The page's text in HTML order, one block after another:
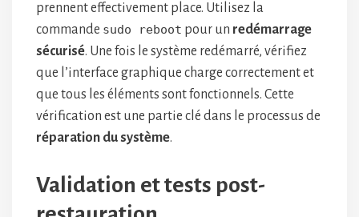
prennent effectivement place. Utilisez la
commande sudo reboot pour un redémarrage
sécurisé. Une fois le système redémarré, vérifiez
que l’interface graphique charge correctement et
que tous les éléments sont fonctionnels. Cette
vérification est une partie clé dans le processus de
réparation du système.
Validation et tests post-